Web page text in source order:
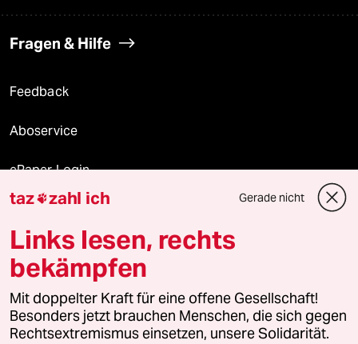
Fragen & Hilfe
Feedback
Aboservice
ePaper Login
Downloads für Abonnierende
© 2026 taz Verlags und Vertriebs GmbH
Alle Rechte vorbehalten. Bei rechtlichen Fragen oder für Genehmigungen
wenden Sie sich bitte an
lizenzen@taz.de
taz zahl ich Gerade nicht
Links lesen, rechts
bekämpfen
Mit doppelter Kraft für eine offene Gesellschaft!
Besonders jetzt brauchen Menschen, die sich gegen
Rechtsextremismus einsetzen, unsere Solidarität.